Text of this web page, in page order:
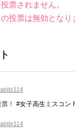
票されません。
投票は無効となり
！ #女子高生ミスコン